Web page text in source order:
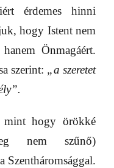
érdemes hinni
hogy Istent nem
Önmagáért.
szerint: „a szeretet
mint hogy örökké
nem szűnő)
Szentháromsággal.